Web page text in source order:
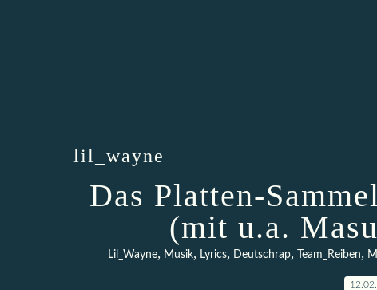
lil_wayne
Das Platten-
(mit u.a.
Lil_Wayne, Musik, Lyrics, Deutschrap, Team_Reiben,